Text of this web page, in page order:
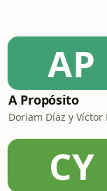
AP
A Propósito
CY